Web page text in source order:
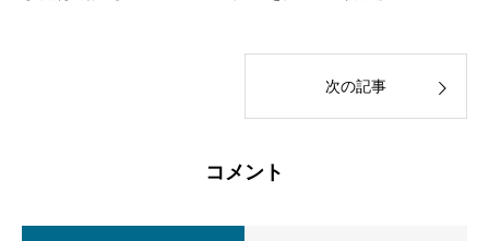
次の記事
コメント